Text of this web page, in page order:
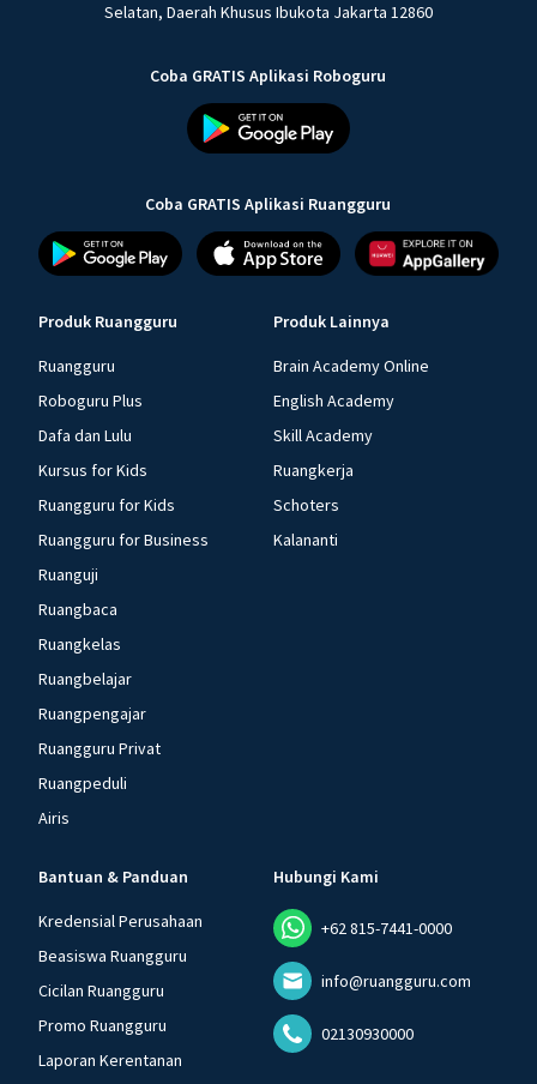
Selatan, Daerah Khusus Ibukota Jakarta 12860
Coba GRATIS Aplikasi Roboguru
Coba GRATIS Aplikasi Ruangguru
Produk Ruangguru
Ruangguru
Roboguru Plus
Dafa dan Lulu
Kursus for Kids
Ruangguru for Kids
Ruangguru for Business
Ruanguji
Ruangbaca
Ruangkelas
Ruangbelajar
Ruangpengajar
Ruangguru Privat
Ruangpeduli
Airis
Produk Lainnya
Brain Academy Online
English Academy
Skill Academy
Ruangkerja
Schoters
Kalananti
Bantuan & Panduan
Kredensial Perusahaan
Beasiswa Ruangguru
Cicilan Ruangguru
Promo Ruangguru
Laporan Kerentanan
Hubungi Kami
+62 815-7441-0000
info@ruangguru.com
02130930000